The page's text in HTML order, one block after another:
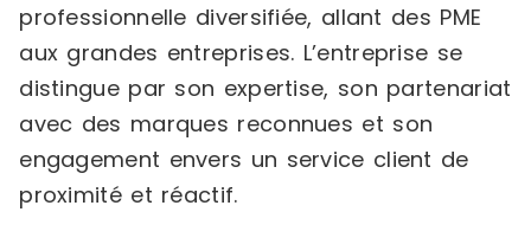
professionnelle diversifiée, allant des PME
aux grandes entreprises. L’entreprise se
distingue par son expertise, son partenariat
avec des marques reconnues et son
engagement envers un service client de
proximité et réactif.